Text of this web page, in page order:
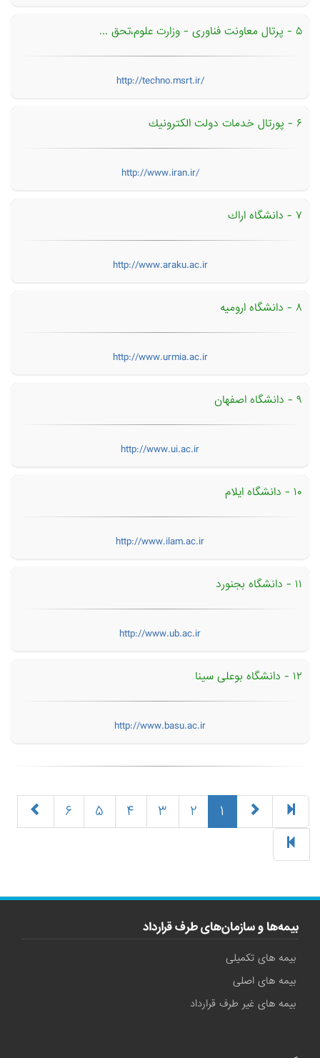
۵ - پرتال معاونت فناوری - وزارت علوم،تحق ...
http://techno.msrt.ir/
۶ - پورتال خدمات دولت الكترونیك
http://www.iran.ir/
۷ - دانشگاه اراك
http://www.araku.ac.ir
۸ - دانشگاه ارومیه
http://www.urmia.ac.ir
۹ - دانشگاه اصفهان
http://www.ui.ac.ir
۱۰ - دانشگاه ایلام
http://www.ilam.ac.ir
۱۱ - دانشگاه بجنورد
http://www.ub.ac.ir
۱۲ - دانشگاه بوعلی سینا
http://www.basu.ac.ir
۱ ۲ ۳ ۴ ۵ ۶
بیمه‌ها و سازمان‌های طرف قرارداد
بیمه های تکمیلی
بیمه های اصلی
بیمه های غیر طرف قرارداد